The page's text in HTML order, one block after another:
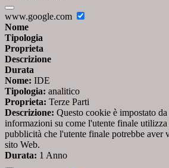
www.google.com
Nome
Tipologia
Proprieta
Descrizione
Durata
Nome: IDE
Tipologia: analitico
Proprieta: Terze Parti
Descrizione: Questo cookie è impostato
informazioni su come l'utente finale
pubblicità che l'utente finale potrebbe aver
sito Web.
Durata: 1 Anno